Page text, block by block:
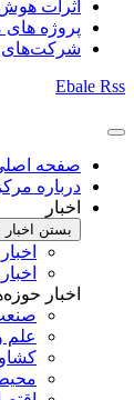
اثرات
پروژه
شرکت‌های
Ebale Rss
صفحه
درباره
اخبار
بستن اخبار
اخبار
علم